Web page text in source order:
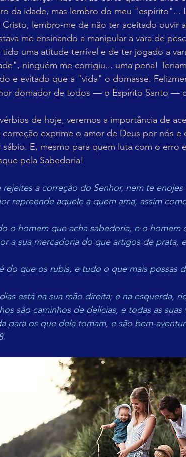
da idade, mas lembro do meu "espírito"...
Cristo, lembro-me de não ter aceitado ouvir
me ensinando a manipular a vara de
uma atitude terrível e de ter jogado a
ninguém me corrigiu... uma pena!
e evitado que a "vida" o domasse.
domador de todos — o Espírito Santo —
de hoje, veremos a importância de
exprime o amor de Deus por nós e
E, mesmo para quem luta com o erro
pela Sabedoria!
rejeites a correção do Senhor, nem te
repreende aquele a quem ama, assim
o homem que acha sabedoria, e o
a sua mercadoria do que artigos de prata,
é do que os rubis, e tudo o que mais possas
está na sua mão direita; e na esquerda,
são caminhos de delícias, e todas as
para os que dela tomam, e são bem-